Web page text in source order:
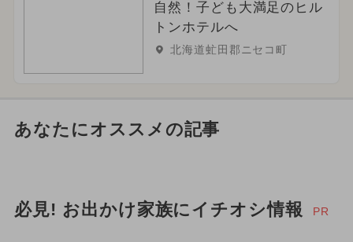
自然！子ども大満足のヒル
トンホテルへ
北海道虻田郡ニセコ町
あなたにオススメの記事
必見! お出かけ家族にイチオシ情報 PR